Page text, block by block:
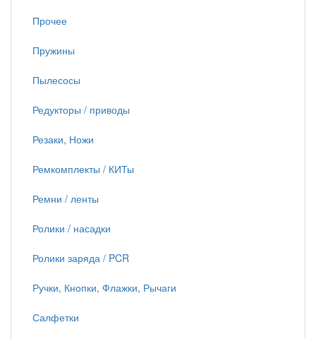
Прочее
Пружины
Пылесосы
Редукторы / приводы
Резаки, Ножи
Ремкомплекты / КИТы
Ремни / ленты
Ролики / насадки
Ролики заряда / PCR
Ручки, Кнопки, Флажки, Рычаги
Салфетки